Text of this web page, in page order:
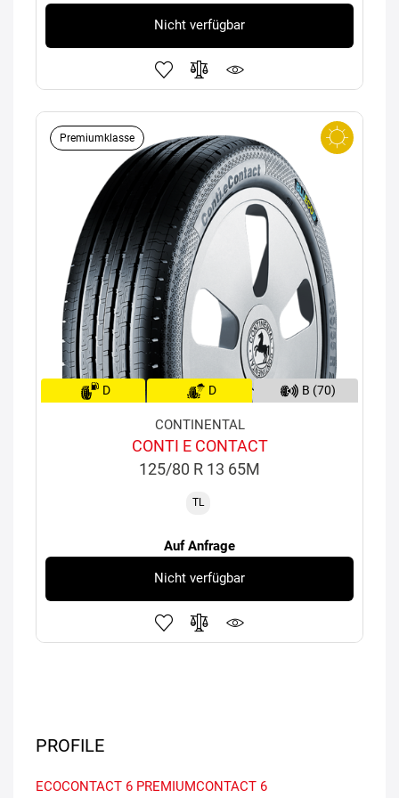
Nicht verfügbar
Premiumklasse
D D B (70)
CONTINENTAL
CONTI E CONTACT
125/80 R 13 65M
TL
Auf Anfrage
Nicht verfügbar
PROFILE
ECOCONTACT 6 PREMIUMCONTACT 6